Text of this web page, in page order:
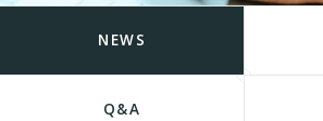
NEWS
Q&A